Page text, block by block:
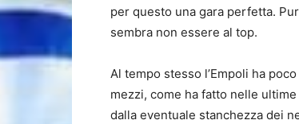
per questo una gara perfetta.
sembra non essere al top.
Al tempo stesso l’Empoli ha
mezzi, come ha fatto nelle
dalla eventuale stanchezza dei